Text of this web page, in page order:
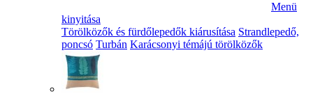
Menü
kinyitása
Törölközők és fürdőlepedők kiárusítása Strandlepedő,
poncsó Turbán Karácsonyi témájú törölközők